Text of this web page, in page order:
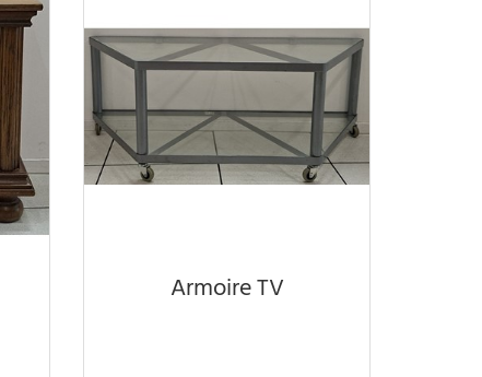
Armoire TV